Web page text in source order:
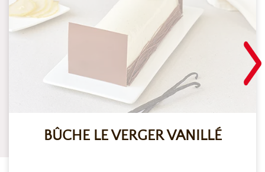
BÛCHE LE VERGER VANILLÉ